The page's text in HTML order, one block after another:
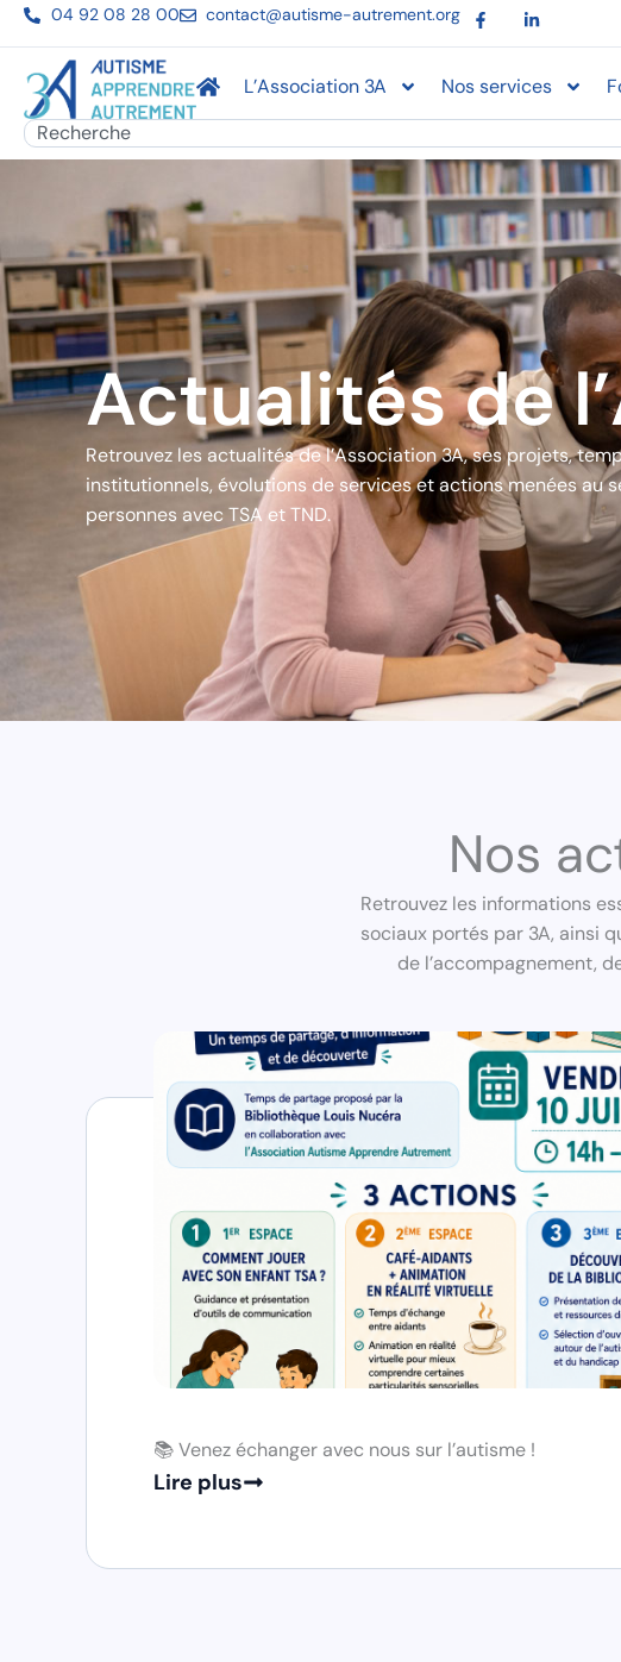
Aller
au
contenu
04 92 08 28 00 contact@autisme-autrement.org F
a
o
k
f
i
d
n
i
L’Association 3A Nos services
Rechercher
Actualités de
Retrouvez les actualités de l’Association 3A, ses projets,
institutionnels, évolutions de services et actions menées au
personnes avec TSA et TND.
Nos
Retrouvez les informations
sociaux portés par 3A, ainsi
de l’accompagnement,
📚 Venez échanger avec nous sur l’autisme !
Lire plus